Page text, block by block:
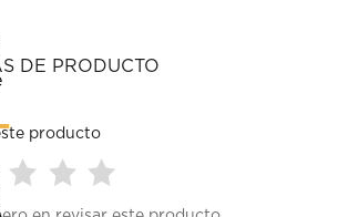
DE PRODUCTO
producto